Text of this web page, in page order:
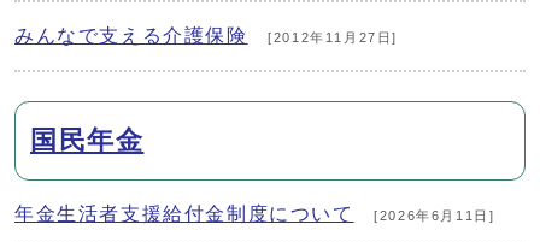
みんなで支える介護保険 [2012年11月27日]
国民年金
年金生活者支援給付金制度について [2026年6月11日]